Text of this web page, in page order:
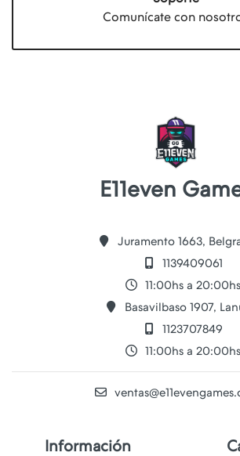
Comunícate con
E11even
Juramento 1663,
1139409061
11:00hs a 20:00hs
Basavilbaso 1907,
1123707849
11:00hs a 20:00hs
Información